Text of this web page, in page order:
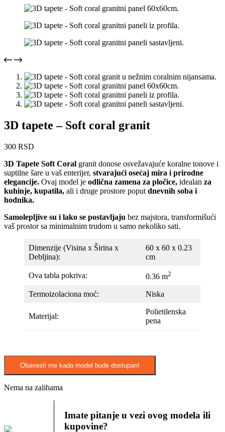
3D tapete – Soft coral granit
300 RSD
3D Tapete Soft Coral granit donose osvežavajuće koralne tonove i
suptilne šare u vaš enterijer, stvarajući osećaj mira i prirodne
elegancije. Ovaj model je odlična zamena za pločice, idealan za
kuhinje, kupatila, ali i druge prostore poput dnevnih soba i
hodnika.
Samolepljive su i lako se postavljaju bez majstora, transformišući
vaš prostor sa minimalnim trudom u samo nekoliko sati.
Dimenzije (Visina x Širina x
Debljina):
60 x 60 x 0.23
cm
Ova tabla pokriva: 0.36 m2
Termoizolaciona moć: Niska
Materijal:
Polietilenska
pena
Obavesti me kada model bude dostupan!
Nema na zalihama
Imate pitanje u vezi ovog modela ili
kupovine?